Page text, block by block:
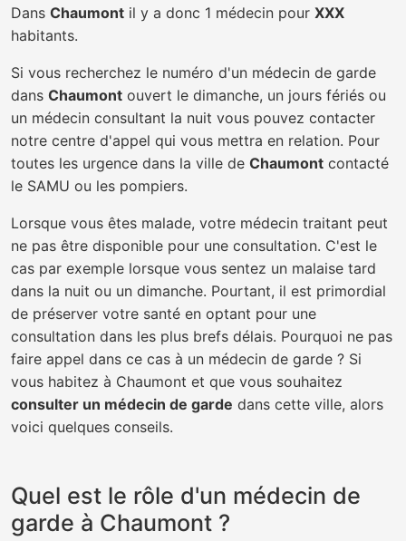
Dans Chaumont il y a donc 1 médecin pour XXX
habitants.
Si vous recherchez le numéro d'un médecin de garde
dans Chaumont ouvert le dimanche, un jours fériés ou
un médecin consultant la nuit vous pouvez contacter
notre centre d'appel qui vous mettra en relation. Pour
toutes les urgence dans la ville de Chaumont contacté
le SAMU ou les pompiers.
Lorsque vous êtes malade, votre médecin traitant peut
ne pas être disponible pour une consultation. C'est le
cas par exemple lorsque vous sentez un malaise tard
dans la nuit ou un dimanche. Pourtant, il est primordial
de préserver votre santé en optant pour une
consultation dans les plus brefs délais. Pourquoi ne pas
faire appel dans ce cas à un médecin de garde ? Si
vous habitez à Chaumont et que vous souhaitez
consulter un médecin de garde dans cette ville, alors
voici quelques conseils.
Quel est le rôle d'un médecin de
garde à Chaumont ?